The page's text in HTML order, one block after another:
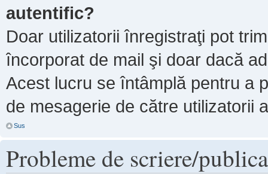
autentific?
Doar utilizatorii înregistraţi pot
încorporat de mail şi doar dacă
Acest lucru se întâmplă pentru a
de mesagerie de către utilizatorii
Sus
Probleme de scriere/